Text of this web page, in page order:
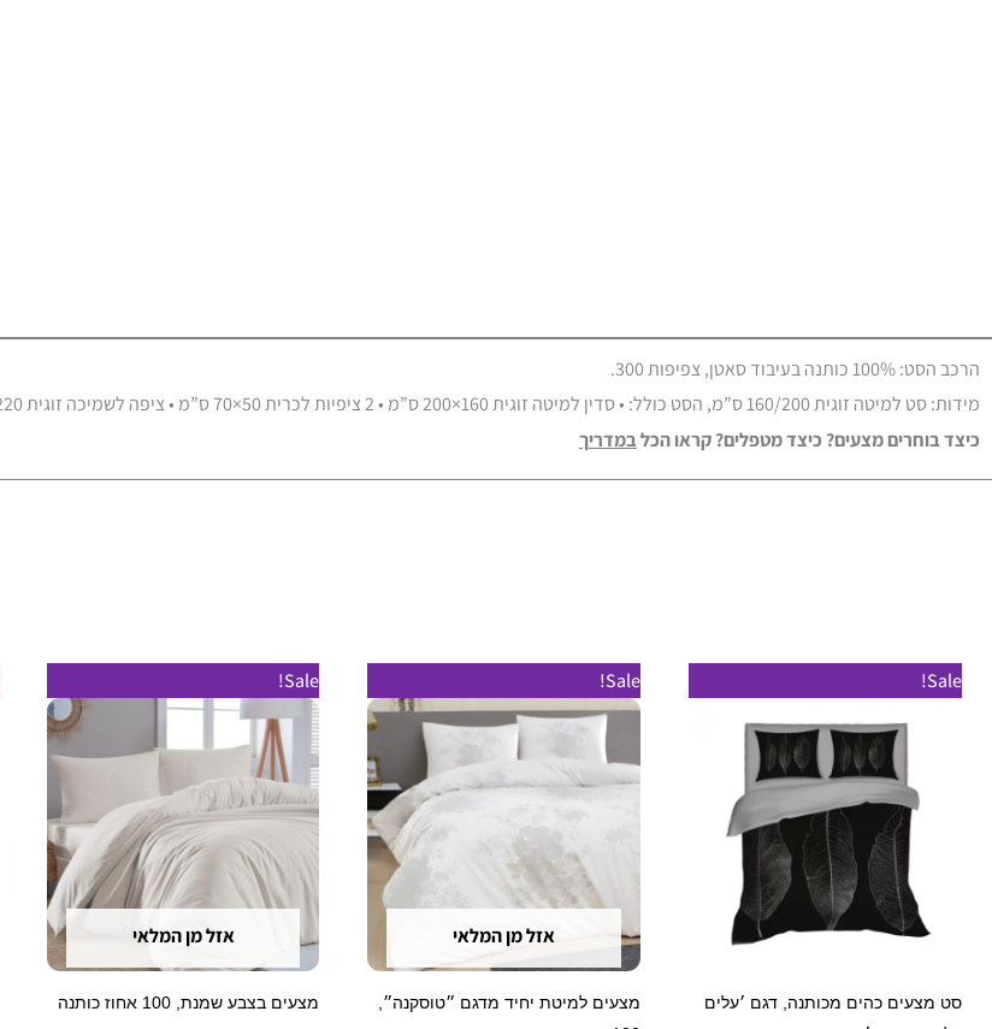
הרכב הסט: 100% כותנה בעיבוד סאטן, צפיפות 300.
מידות: סט למיטה זוגית 160/200 ס”מ, הסט כולל: • סדין למיטה זוגית 160×200 ס”מ • 2 ציפיות לכרית 50×70 ס”מ • ציפה לשמיכה זוגית 220×200 ס”מ.
כיצד בוחרים מצעים? כיצד מטפלים? קראו הכלבמדריך
Sale!
סט מצעים כהים מכותנה, דגם ׳עלים
יש
מספר
סוגים.
ניתן
לבחור
את
בעמוד
Sale!
אזל מן המלאי
מצעים למיטת יחיד מדגם ״טוסקנה״,
זה
מספר
סוגים.
לבחור
בעמוד
Sale!
אזל מן המלאי
מצעים בצבע שמנת, 100 אחוז כותנה
מחירים:
⁦₪ 160⁩
זה
סוגים.
ניתן
לבחור
את
האפשרויות
בעמוד